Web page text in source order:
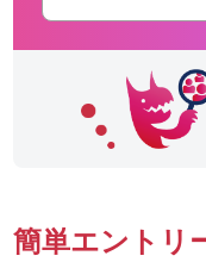
簡単エントリ